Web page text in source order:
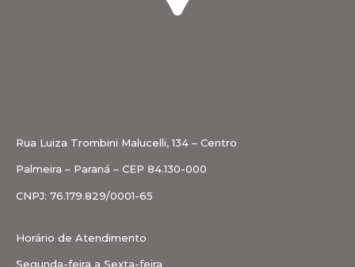
Rua Luiza Trombini Malucelli, 134 – Centro
Palmeira – Paraná – CEP 84.130-000
CNPJ: 76.179.829/0001-65
Horário de Atendimento
Segunda-feira a Sexta-feira